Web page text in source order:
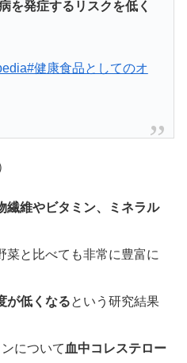
を発症するリスクを低く
健康食品としてのオ
繊維やビタミン、ミネラル
菜と比べても非常に豊富に
が低くなるという研究結果
について 血中コレステロー